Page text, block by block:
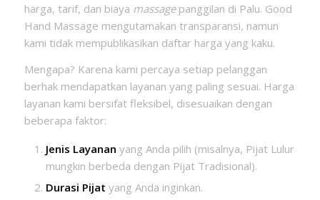
harga, tarif, dan biaya massagepanggilan di Palu. Good
Hand Massage mengutamakan transparansi, namun
kami tidak mempublikasikan daftar harga yang kaku.
Mengapa? Karena kami percaya setiap pelanggan
berhak mendapatkan layanan yang paling sesuai. Harga
layanan kami bersifat fleksibel, disesuaikan dengan
beberapa faktor:
Jenis Layanan yang Anda pilih (misalnya, Pijat Lulur
mungkin berbeda dengan Pijat Tradisional).
Durasi Pijat yang Anda inginkan.